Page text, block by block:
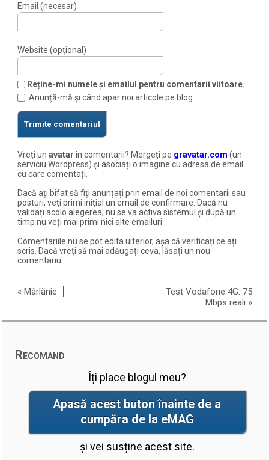
Email (necesar)
Website (opțional)
Reține-mi numele și emailul pentru comentarii viitoare.
Anunță-mă și când apar noi articole pe blog.
Vreți unavatarîn comentarii? Mergeți pe gravatar.com (un
serviciu Wordpress) și asociați o imagine cu adresa de email
cu care comentați.
Dacă ați bifat să fiți anunțați prin email de noi comentarii sau
posturi, veți primi inițial un email de confirmare. Dacă nu
validați acolo alegerea, nu se va activa sistemul și după un
timp nu veți mai primi nici alte emailuri
Comentariile nu se pot edita ulterior, așa că verificați ce ați
scris. Dacă vreți să mai adăugați ceva, lăsați un nou
comentariu.
«Mârlănie
Test Vodafone 4G: 75
Mbps reali »
Recomand
Îți place blogul meu?
Apasă acest buton înainte de a
cumpăra de la eMAG
și vei susține acest site.